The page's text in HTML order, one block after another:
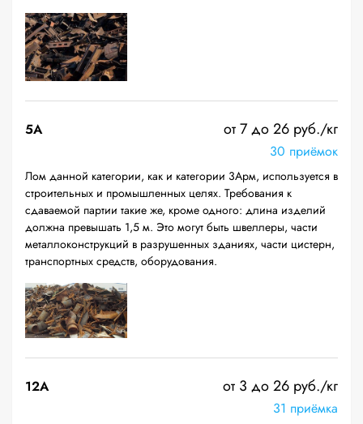
5А от 7 до 26 руб./кг
30 приёмок
Лом данной категории, как и категории 3Арм, используется в
строительных и промышленных целях. Требования к
сдаваемой партии такие же, кроме одного: длина изделий
должна превышать 1,5 м. Это могут быть швеллеры, части
металлоконструкций в разрушенных зданиях, части цистерн,
транспортных средств, оборудования.
12A от 3 до 26 руб./кг
31 приёмка